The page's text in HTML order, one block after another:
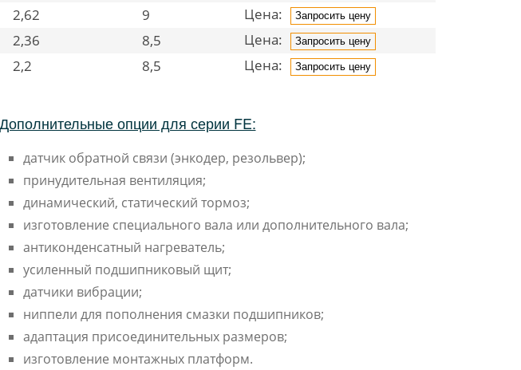
2,62 9 Цена: Запросить цену
2,36 8,5 Цена: Запросить цену
2,2 8,5 Цена: Запросить цену
Дополнительные опции для серии FE:
датчик обратной связи (энкодер, резольвер);
принудительная вентиляция;
динамический, статический тормоз;
изготовление специального вала или дополнительного вала;
антиконденсатный нагреватель;
усиленный подшипниковый щит;
датчики вибрации;
ниппели для пополнения смазки подшипников;
адаптация присоединительных размеров;
изготовление монтажных платформ.